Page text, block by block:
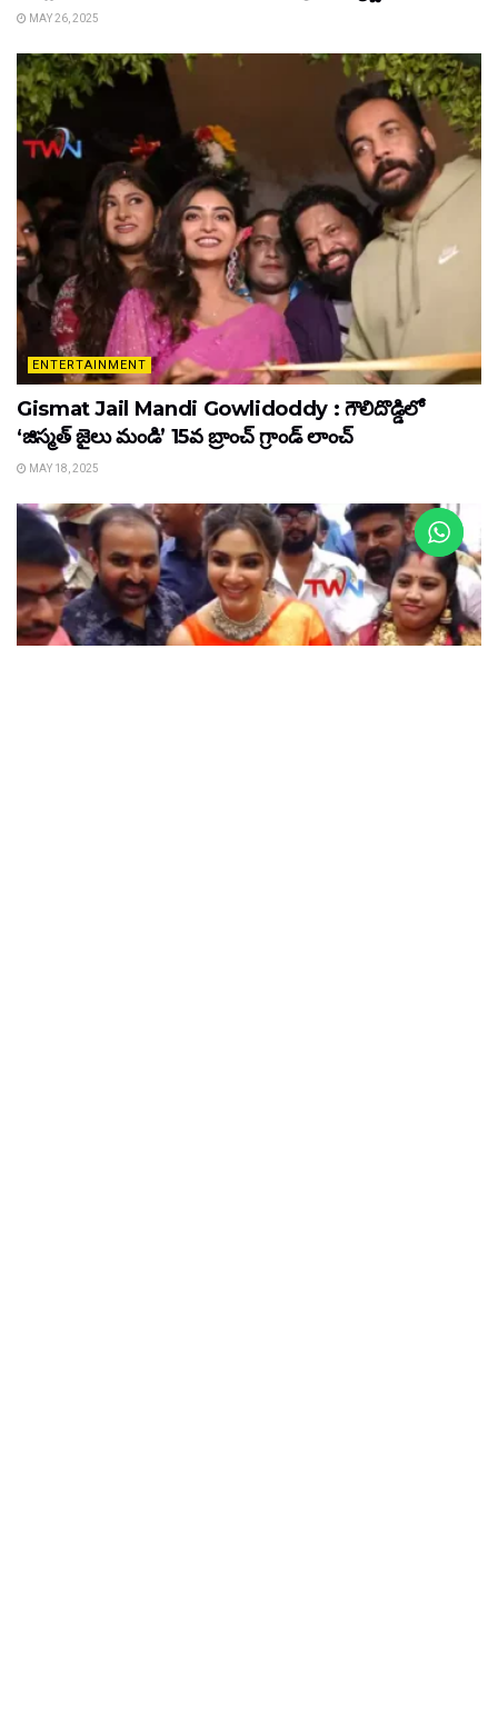
MAY 26, 2025
ENTERTAINMENT
Gismat Jail Mandi Gowlidoddy : గౌలిదొడ్డిలో
‘జిస్మత్ జైలు మండి’ 15వ బ్రాంచ్ గ్రాండ్ లాంచ్
MAY 18, 2025